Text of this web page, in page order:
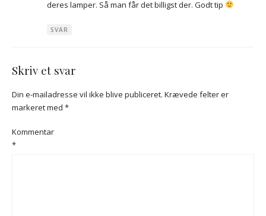
deres lamper. Så man får det billigst der. Godt tip
SVAR
Skriv et svar
Din e-mailadresse vil ikke blive publiceret. Krævede felter er
markeret med *
Kommentar
*